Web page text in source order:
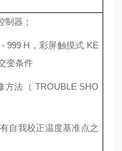
制器；
999 H，彩屏触摸式 KE
变条件
方法（ TROUBLE SHO
自我校正温度基准点之